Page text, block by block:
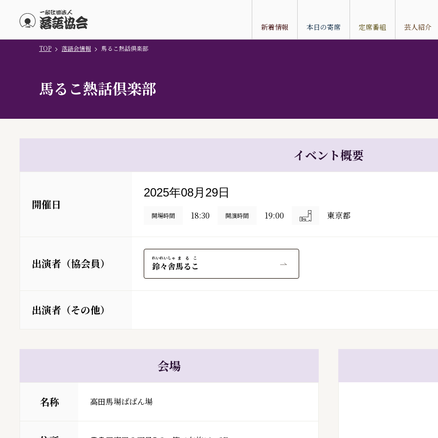
新着情報 本日の寄席 定席番組 芸人紹介
TOP 落語会情報 馬るこ熱話倶楽部
馬るこ熱話倶楽部
イベント概要
開催日
2025年08月29日
開場時間 18:30 開演時間 19:00 東京都
出演者（協会員） 鈴々舎
れいれいしゃ
馬るこ
まるこ
出演者（その他）
会場
名称 高田馬場ばばん場